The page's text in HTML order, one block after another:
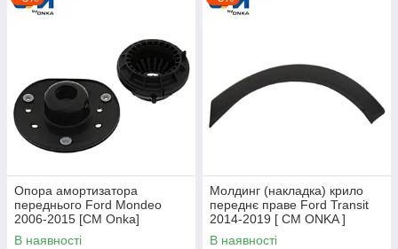
Опора амортизатора
переднього Ford Mondeo
2006-2015 [СМ Onka]
1761001S1
В наявності
Молдинг (накладка) крило
переднє праве Ford Transit
2014-2019 [ CM ONKA ]
BK31V278L00BH5CND
В наявності